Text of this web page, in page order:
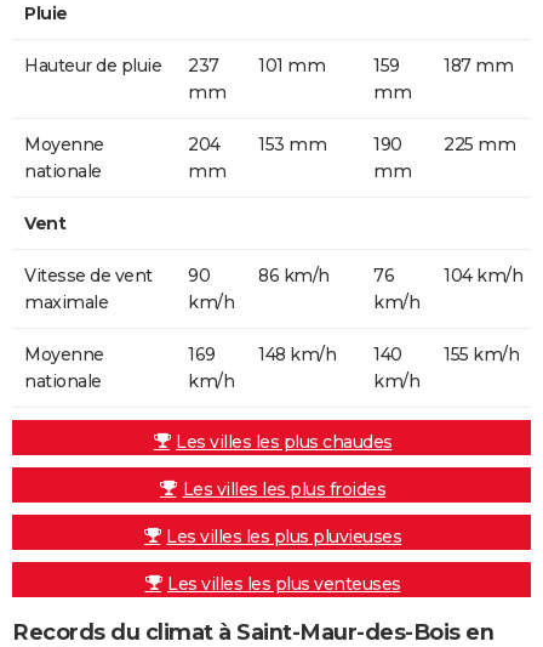
Pluie
Hauteur de pluie
237
mm
101 mm
159
mm
187 mm
Moyenne
nationale
204
mm
153 mm
190
mm
225 mm
Vent
Vitesse de vent
maximale
90
km/h
86 km/h
76
km/h
104 km/h
Moyenne
nationale
169
km/h
148 km/h
140
km/h
155 km/h
Les villes les plus chaudes
Les villes les plus froides
Les villes les plus pluvieuses
Les villes les plus venteuses
Records du climat à Saint-Maur-des-Bois en